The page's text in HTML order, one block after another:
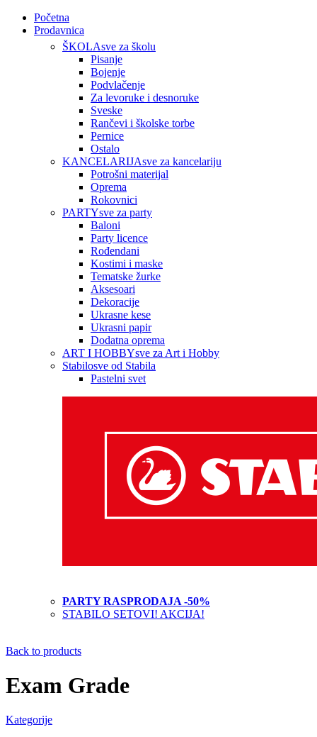
Početna
Prodavnica
ŠKOLAsve za školu
Pisanje
Bojenje
Podvlačenje
Za levoruke i desnoruke
Sveske
Rančevi i školske torbe
Pernice
Ostalo
KANCELARIJAsve za kancelariju
Potrošni materijal
Oprema
Rokovnici
PARTYsve za party
Baloni
Party licence
Rođendani
Kostimi i maske
Tematske žurke
Aksesoari
Dekoracije
Ukrasne kese
Ukrasni papir
Dodatna oprema
ART I HOBBYsve za Art i Hobby
Stabilosve od Stabila
Pastelni svet
PARTY RASPRODAJA -50%
STABILO SETOVI! AKCIJA!
Back to products
Exam Grade
Kategorije